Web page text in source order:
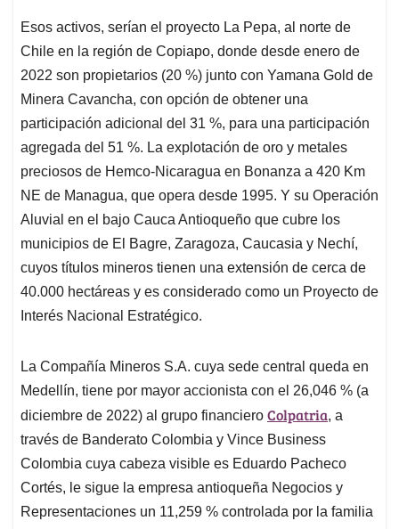
Esos activos, serían el proyecto La Pepa, al norte de
Chile en la región de Copiapo, donde desde enero de
2022 son propietarios (20 %) junto con Yamana Gold de
Minera Cavancha, con opción de obtener una
participación adicional del 31 %, para una participación
agregada del 51 %. La explotación de oro y metales
preciosos de Hemco-Nicaragua en Bonanza a 420 Km
NE de Managua, que opera desde 1995. Y su Operación
Aluvial en el bajo Cauca Antioqueño que cubre los
municipios de El Bagre, Zaragoza, Caucasia y Nechí,
cuyos títulos mineros tienen una extensión de cerca de
40.000 hectáreas y es considerado como un Proyecto de
Interés Nacional Estratégico.
La Compañía Mineros S.A. cuya sede central queda en
Medellín, tiene por mayor accionista con el 26,046 % (a
diciembre de 2022) al grupo financiero Colpatria, a
través de Banderato Colombia y Vince Business
Colombia cuya cabeza visible es Eduardo Pacheco
Cortés, le sigue la empresa antioqueña Negocios y
Representaciones un 11,259 % controlada por la familia